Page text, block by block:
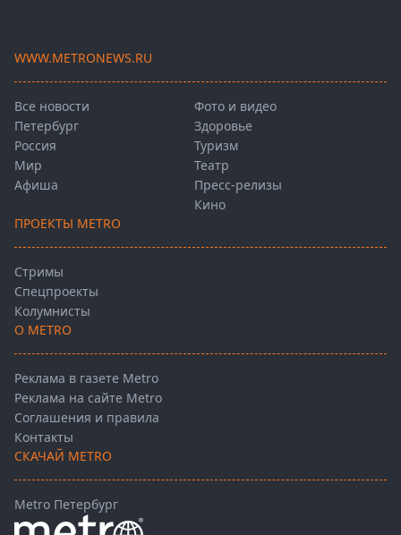
WWW.METRONEWS.RU
Все новости
Петербург
Россия
Мир
Афиша
Фото и видео
Здоровье
Туризм
Театр
Пресс-релизы
Кино
ПРОЕКТЫ METRO
Стримы
Спецпроекты
Колумнисты
О METRO
Реклама в газете Metro
Реклама на сайте Metro
Соглашения и правила
Контакты
СКАЧАЙ METRO
Metro Петербург